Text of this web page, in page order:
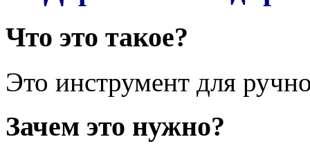
Что это такое?
Это инструмент для
Зачем это нужно?